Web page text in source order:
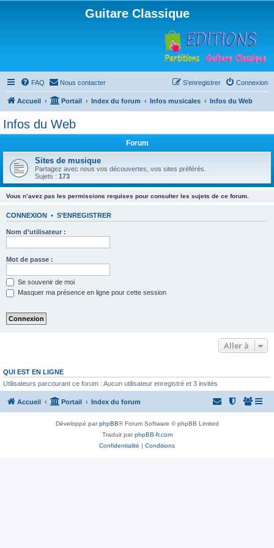
Guitare Classique
FAQ Nous contacter Connexion
S’enregistrer
Accueil Portail Index du forum Infos musicales Infos du Web
Infos du Web
Forum
Sites de musique
Partagez avec nous vos découvertes, vos sites préférés.
Sujets : 173
Vous n’avez pas les permissions requises pour consulter les sujets de ce forum.
CONNEXION • S’ENREGISTRER
Nom d’utilisateur :
Mot de passe :
Se souvenir de moi
Masquer ma présence en ligne pour cette session
Aller à
QUI EST EN LIGNE
Utilisateurs parcourant ce forum : Aucun utilisateur enregistré et 3 invités
Accueil Portail Index du forum
Développé parphpBB® Forum Software © phpBB Limited
Traduit parphpBB-fr.com
Confidentialité | Conditions